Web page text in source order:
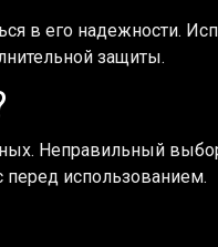
в его надежности.
защиты.
Неправильный
использованием.